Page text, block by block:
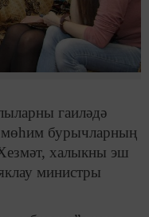
гаиләдә
мөһим бурычларның
халыкны эш
министры